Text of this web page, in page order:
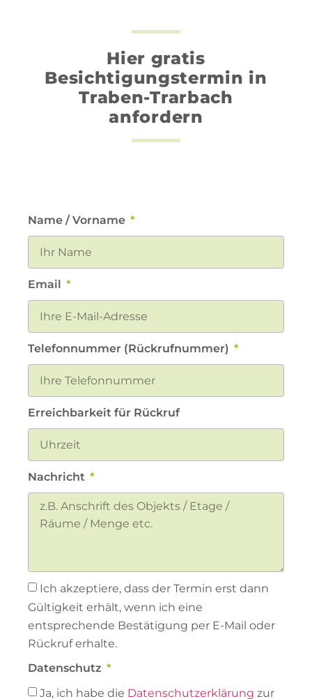
Hier gratis
Besichtigungstermin in
Traben-Trarbach
anfordern
Name / Vorname
Email
Telefonnummer (Rückrufnummer)
Erreichbarkeit für Rückruf
Nachricht
Ich akzeptiere, dass der Termin erst dann
Gültigkeit erhält, wenn ich eine
entsprechende Bestätigung per E-Mail oder
Rückruf erhalte.
Datenschutz
Ja, ich habe die Datenschutzerklärung zur